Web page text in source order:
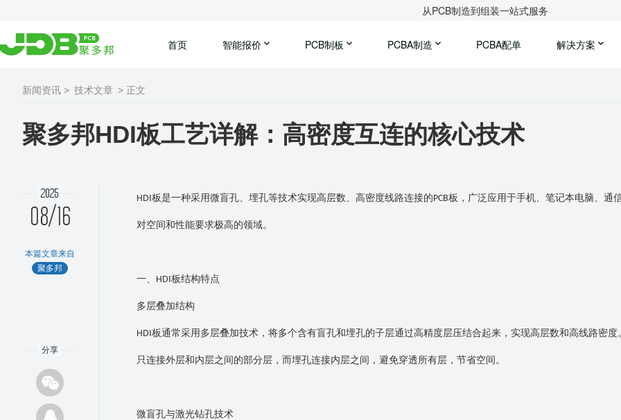
从PCB制造到组装一站式服务
首页 智能报价 PCB制板 PCBA制造 PCBA配单 解决方案
新闻资讯 > 技术文章 > 正文
聚多邦HDI板工艺详解：高密度互连的核心技术
2025
08/16
本篇文章来自
聚多邦
分享
HDI板是一种采用微盲孔、埋孔等技术实现高层数、高密度线路连接的PCB板，广泛应用于手机、笔记本电脑、通
对空间和性能要求极高的领域。
一、 HDI板结构特点
多层叠加结构
HDI板通常采用多层叠加技术，将多个含有盲孔和埋孔的子层通过高精度层压结合起来，实现高层数和高线路密度
只连接外层和内层之间的部分层，而埋孔连接内层之间，避免穿透所有层，节省空间。
微盲孔与激光钻孔技术